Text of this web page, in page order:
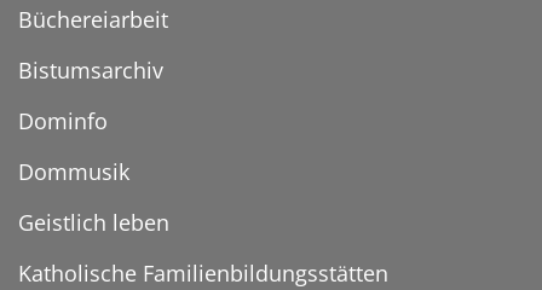
Büchereiarbeit
Bistumsarchiv
Dominfo
Dommusik
Geistlich leben
Katholische Familienbildungsstätten